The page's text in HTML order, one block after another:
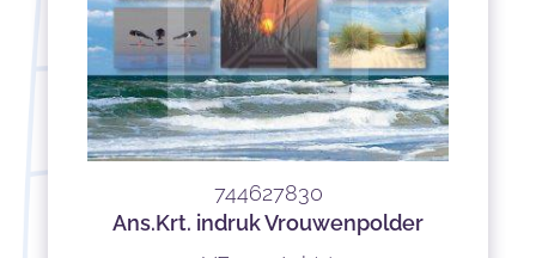
744627830
Ans.Krt. indruk Vrouwenpolder